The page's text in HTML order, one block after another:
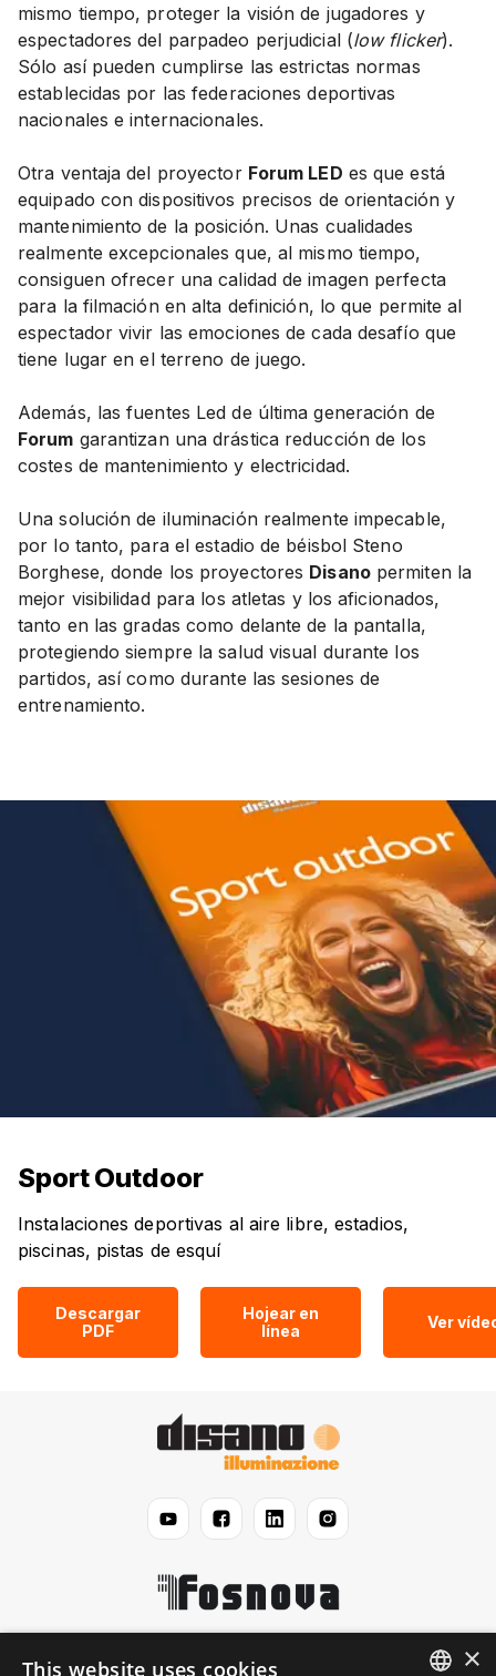
mismo tiempo, proteger la visión de jugadores y
espectadores del parpadeo perjudicial (low flicker).
Sólo así pueden cumplirse las estrictas normas
establecidas por las federaciones deportivas
nacionales e internacionales.
Otra ventaja del proyector Forum LED es que está
equipado con dispositivos precisos de orientación y
mantenimiento de la posición. Unas cualidades
realmente excepcionales que, al mismo tiempo,
consiguen ofrecer una calidad de imagen perfecta
para la filmación en alta definición, lo que permite al
espectador vivir las emociones de cada desafío que
tiene lugar en el terreno de juego.
Además, las fuentes Led de última generación de
Forum garantizan una drástica reducción de los
costes de mantenimiento y electricidad.
Una solución de iluminación realmente impecable,
por lo tanto, para el estadio de béisbol Steno
Borghese, donde los proyectores Disanopermiten la
mejor visibilidad para los atletas y los aficionados,
tanto en las gradas como delante de la pantalla,
protegiendo siempre la salud visual durante los
partidos, así como durante las sesiones de
entrenamiento.
Sport Outdoor
Instalaciones deportivas al aire libre, estadios,
piscinas, pistas de esquí
Descargar
PDF
Hojear en
línea
Ver
Disano ×
This website uses cookies